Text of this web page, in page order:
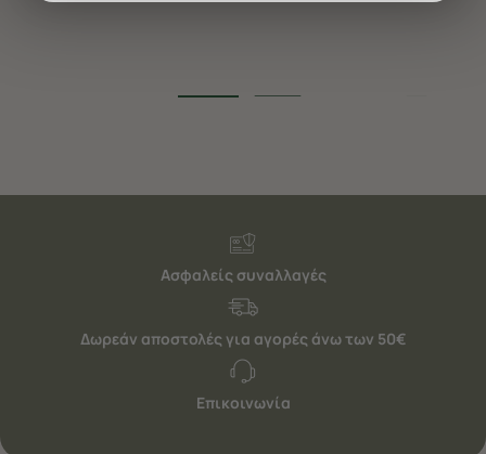
μέλλον. Εάν επιθυμείτε να μάθετε περισσότερα
Ασφαλείς συναλλαγές
Δωρεάν αποστολές για αγορές άνω των 50€
Επικοινωνία